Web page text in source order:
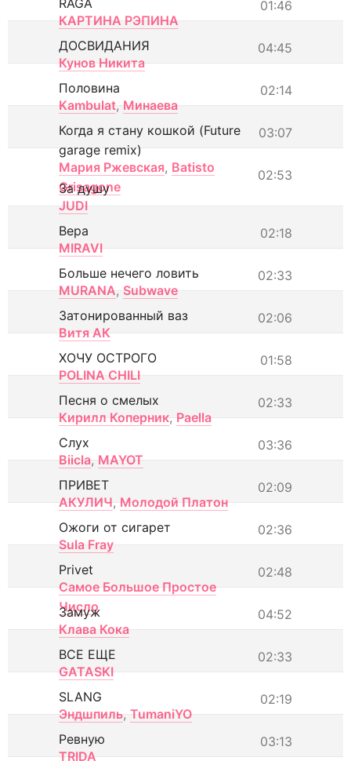
01:46
RAGA
КАРТИНА РЭПИНА
04:45
ДОСВИДАНИЯ
Кунов Никита
02:14
Половина
Kambulat, Минаева
03:07
Когда я стану кошкой (Future
garage remix)
Мария Ржевская, Batisto
Grisagone
02:53
За душу
JUDI
02:18
Вера
MIRAVI
02:33
Больше нечего ловить
MURANA, Subwave
02:06
Затонированный ваз
Витя АК
01:58
ХОЧУ ОСТРОГО
POLINA CHILI
02:33
Песня о смелых
Кирилл Коперник, Paella
03:36
Слух
Biicla, MAYOT
02:09
ПРИВЕТ
АКУЛИЧ, Молодой Платон
02:36
Ожоги от сигарет
Sula Fray
02:48
Privet
Самое Большое Простое
Число
04:52
Замуж
Клава Кока
02:33
ВСЕ ЕЩЕ
GATASKI
02:19
SLANG
Эндшпиль, TumaniYO
03:13
Ревную
TRIDA